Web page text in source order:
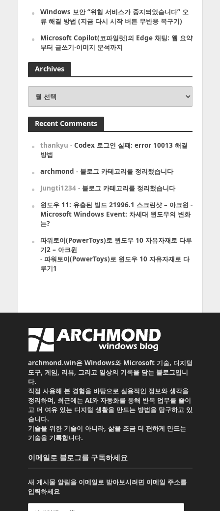
Windows 보안 “위협 서비스가 중지되었습니다” 오
류 해결 방법 (지금 다시 시작 버튼 무반응 복구기)
Microsoft Copilot(코파일럿)의 Edge 채팅: 웹 요약
부터 글쓰기·이미지 분석까지
Archives
Recent Comments
thankyu - Codex 로그인 실패: error 10013 해결
방법
archmond - 블로그 카테고리를 정리했습니다
Jungti1234- 블로그 카테고리를 정리했습니다
윈도우 11: 유출된 빌드 21996.1 스크린샷 – 아크윈 -
Microsoft Windows Event: 차세대 윈도우의 변화
는?
파워토이(PowerToys)로 윈도우 10 자유자재로 다루
기2 – 아크윈
- 파워토이(PowerToys)로 윈도우 10 자유자재로 다
루기1
archmond.win은 Windows와 Microsoft 기술, 디지털
도구, 게임, 리뷰, 그리고 일상의 기록을 담는 블로그입니
다.
직접 사용해 본 경험을 바탕으로 실용적인 정보와 생각을
정리하며, 최근에는 AI와 자동화를 통해 반복 업무를 줄이
고 더 여유 있는 디지털 생활을 만드는 방법을 탐구하고 있
습니다.
기술을 위한 기술이 아니라, 삶을 조금 더 편하게 만드는
기술을 기록합니다.
이메일로 블로그를 구독하세요
새 게시물 알림을 이메일로 받아보시려면 이메일 주소를
입력하세요
이